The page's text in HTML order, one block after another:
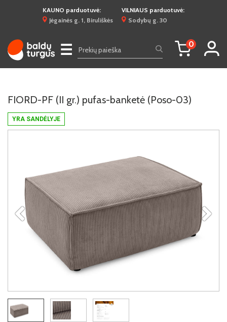
KAUNO parduotuvė:
Jėgainės g. 1, Biruliškės
VILNIAUS parduotuvė:
Sodybų g. 30
☰ 0
YRA SANDĖLYJE
FIORD-PF (II gr.) pufas-banketė (Poso-03)